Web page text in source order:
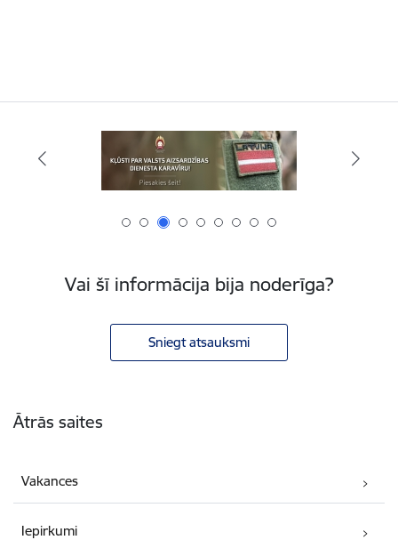
Vai šī informācija bija noderīga?
Sniegt atsauksmi
Ātrās saites
Vakances
Iepirkumi